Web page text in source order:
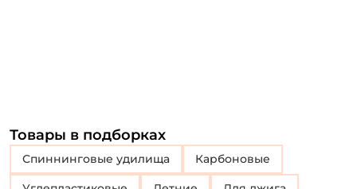
Товары в подборках
Спиннинговые удилища Карбоновые